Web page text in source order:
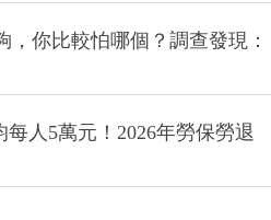
，你比較怕哪個？調查發現：
人5萬元！2026年勞保勞退